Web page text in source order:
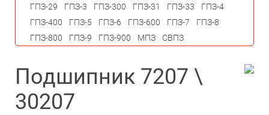
Подшипник 7207 \
30207
ГПЗ-29 ГПЗ-3 ГПЗ-300 ГПЗ-31 ГПЗ-33
ГПЗ-4
ГПЗ-400
ГПЗ-5 ГПЗ-6 ГПЗ-600 ГПЗ-7
ГПЗ-8
ГПЗ-800
ГПЗ-9 ГПЗ-900 МПЗ СВПЗ